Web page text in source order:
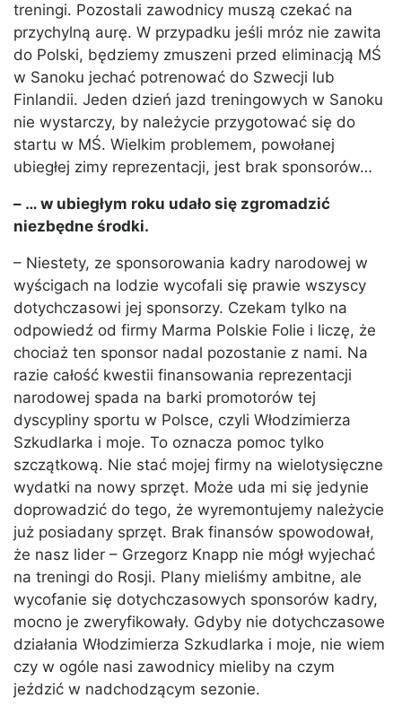
treningi. Pozostali zawodnicy muszą czekać na
przychylną aurę. W przypadku jeśli mróz nie zawita
do Polski, będziemy zmuszeni przed eliminacją MŚ
w Sanoku jechać potrenować do Szwecji lub
Finlandii. Jeden dzień jazd treningowych w Sanoku
nie wystarczy, by należycie przygotować się do
startu w MŚ. Wielkim problemem, powołanej
ubiegłej zimy reprezentacji, jest brak sponsorów…
– … w ubiegłym roku udało się zgromadzić
niezbędne środki.
– Niestety, ze sponsorowania kadry narodowej w
wyścigach na lodzie wycofali się prawie wszyscy
dotychczasowi jej sponsorzy. Czekam tylko na
odpowiedź od firmy Marma Polskie Folie i liczę, że
chociaż ten sponsor nadal pozostanie z nami. Na
razie całość kwestii finansowania reprezentacji
narodowej spada na barki promotorów tej
dyscypliny sportu w Polsce, czyli Włodzimierza
Szkudlarka i moje. To oznacza pomoc tylko
szczątkową. Nie stać mojej firmy na wielotysięczne
wydatki na nowy sprzęt. Może uda mi się jedynie
doprowadzić do tego, że wyremontujemy należycie
już posiadany sprzęt. Brak finansów spowodował,
że nasz lider – Grzegorz Knapp nie mógł wyjechać
na treningi do Rosji. Plany mieliśmy ambitne, ale
wycofanie się dotychczasowych sponsorów kadry,
mocno je zweryfikowały. Gdyby nie dotychczasowe
działania Włodzimierza Szkudlarka i moje, nie wiem
czy w ogóle nasi zawodnicy mieliby na czym
jeździć w nadchodzącym sezonie.